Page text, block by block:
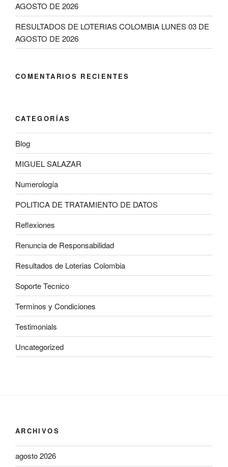
AGOSTO DE 2026
RESULTADOS DE LOTERIAS COLOMBIA LUNES 03 DE
AGOSTO DE 2026
COMENTARIOS RECIENTES
CATEGORÍAS
Blog
MIGUEL SALAZAR
Numerología
POLITICA DE TRATAMIENTO DE DATOS
Reflexiones
Renuncia de Responsabilidad
Resultados de Loterias Colombia
Soporte Tecnico
Terminos y Condiciones
Testimonials
Uncategorized
ARCHIVOS
agosto 2026